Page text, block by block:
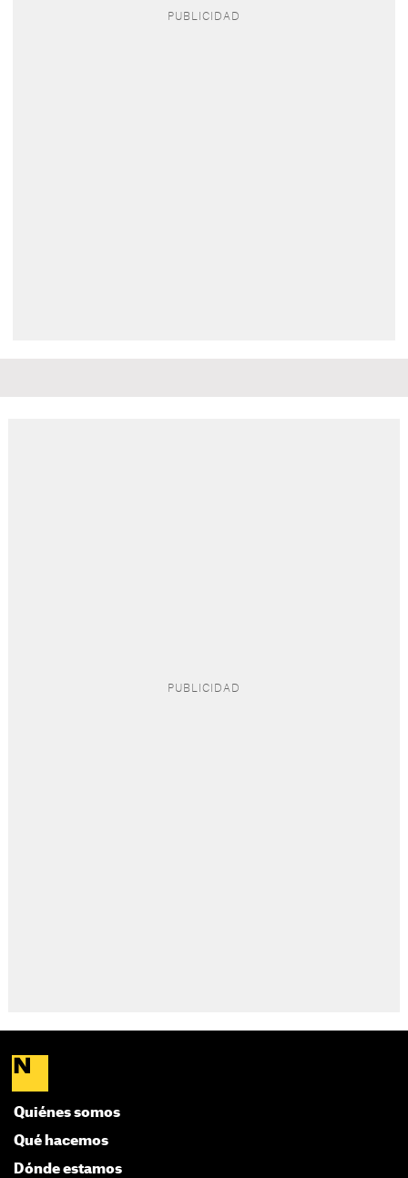
Quiénes somos
Qué hacemos
Dónde estamos